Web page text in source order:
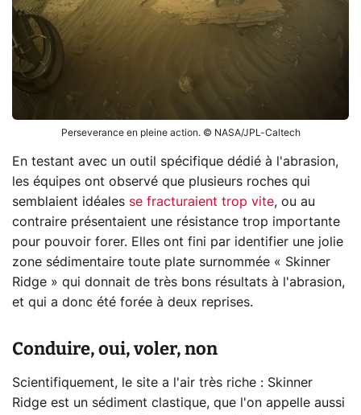
Perseverance en pleine action. © NASA/JPL-Caltech
En testant avec un outil spécifique dédié à l'abrasion,
les équipes ont observé que plusieurs roches qui
semblaient idéales se fracturaient trop vite, ou au
contraire présentaient une résistance trop importante
pour pouvoir forer. Elles ont fini par identifier une jolie
zone sédimentaire toute plate surnommée « Skinner
Ridge » qui donnait de très bons résultats à l'abrasion,
et qui a donc été forée à deux reprises.
Conduire, oui, voler, non
Scientifiquement, le site a l'air très riche : Skinner
Ridge est un sédiment clastique, que l'on appelle aussi